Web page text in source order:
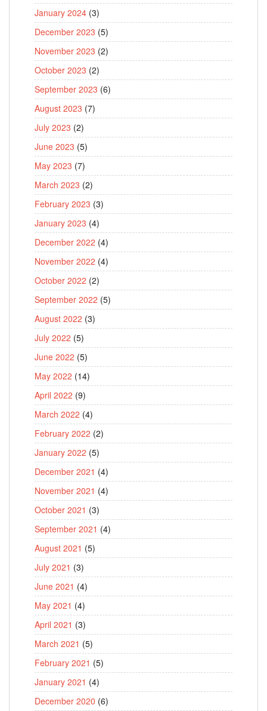
January 2024 (3)
December 2023 (5)
November 2023 (2)
October 2023 (2)
September 2023 (6)
August 2023 (7)
July 2023 (2)
June 2023 (5)
May 2023 (7)
March 2023 (2)
February 2023 (3)
January 2023 (4)
December 2022 (4)
November 2022 (4)
October 2022 (2)
September 2022 (5)
August 2022 (3)
July 2022 (5)
June 2022 (5)
May 2022 (14)
April 2022 (9)
March 2022 (4)
February 2022 (2)
January 2022 (5)
December 2021 (4)
November 2021 (4)
October 2021 (3)
September 2021 (4)
August 2021 (5)
July 2021 (3)
June 2021 (4)
May 2021 (4)
April 2021 (3)
March 2021 (5)
February 2021 (5)
January 2021 (4)
December 2020 (6)